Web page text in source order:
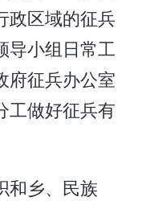
政区域的征兵
导小组日常工
府征兵办公室
工做好征兵有
和乡、民族